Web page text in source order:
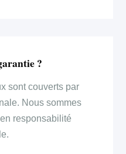
?
sont couverts par
Nous sommes
responsabilité